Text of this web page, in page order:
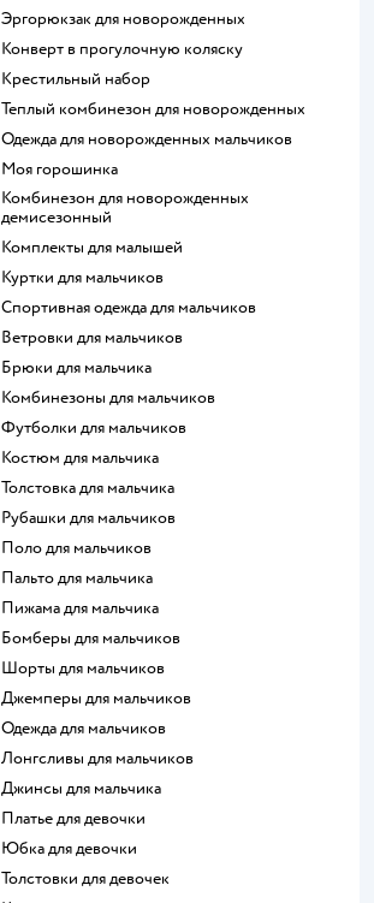
Эргорюкзак для новорожденных
Конверт в прогулочную коляску
Крестильный набор
Теплый комбинезон для новорожденных
Одежда для новорожденных мальчиков
Моя горошинка
Комбинезон для новорожденных
демисезонный
Комплекты для малышей
Куртки для мальчиков
Спортивная одежда для мальчиков
Ветровки для мальчиков
Брюки для мальчика
Комбинезоны для мальчиков
Футболки для мальчиков
Костюм для мальчика
Толстовка для мальчика
Рубашки для мальчиков
Поло для мальчиков
Пальто для мальчика
Пижама для мальчика
Бомберы для мальчиков
Шорты для мальчиков
Джемперы для мальчиков
Одежда для мальчиков
Лонгсливы для мальчиков
Джинсы для мальчика
Платье для девочки
Юбка для девочки
Толстовки для девочек